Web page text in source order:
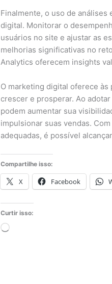
Finalmente, o uso de análises
digital. Monitorar o
usuários no site e ajustar as
melhorias significativas no
Analytics oferecem insights
O marketing digital oferece
crescer e prosperar. Ao
podem aumentar sua
impulsionar suas vendas.
adequadas, é possível
Compartilhe isso:
X Facebook
Curtir isso:
Carregando...